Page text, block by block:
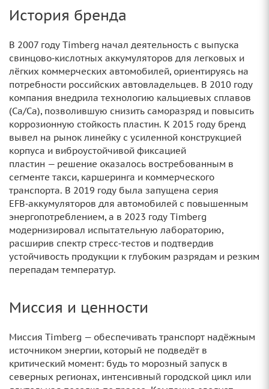
История бренда
В 2007 году Timberg начал деятельность с выпуска
свинцово‑кислотных аккумуляторов для легковых и
лёгких коммерческих автомобилей, ориентируясь на
потребности российских автовладельцев. В 2010 году
компания внедрила технологию кальциевых сплавов
(Ca/Ca), позволившую снизить саморазряд и повысить
коррозионную стойкость пластин. К 2015 году бренд
вывел на рынок линейку с усиленной конструкцией
корпуса и виброустойчивой фиксацией
пластин — решение оказалось востребованным в
сегменте такси, каршеринга и коммерческого
транспорта. В 2019 году была запущена серия
EFB‑аккумуляторов для автомобилей с повышенным
энергопотреблением, а в 2023 году Timberg
модернизировал испытательную лабораторию,
расширив спектр стресс‑тестов и подтвердив
устойчивость продукции к глубоким разрядам и резким
перепадам температур.
Миссия и ценности
Миссия Timberg — обеспечивать транспорт надёжным
источником энергии, который не подведёт в
критический момент: будь то морозный запуск в
северных регионах, интенсивный городской цикл или